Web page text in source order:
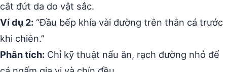
cắt đứt da do vật sắc.
Ví dụ 2: “Đầu bếp khía vài đường trên thân cá trước
khi chiên.”
Phân tích: Chỉ kỹ thuật nấu ăn, rạch đường nhỏ để